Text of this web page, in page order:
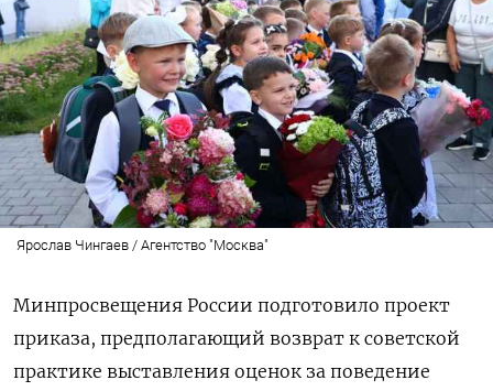
Ярослав Чингаев / Агентство "Москва"
Минпросвещения России подготовило проект
приказа, предполагающий возврат к советской
практике выставления оценок за поведение